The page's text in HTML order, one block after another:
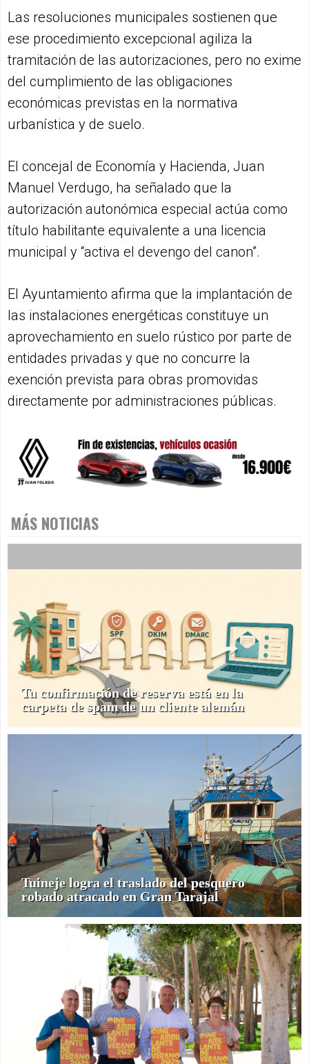
Las resoluciones municipales sostienen que
ese procedimiento excepcional agiliza la
tramitación de las autorizaciones, pero no exime
del cumplimiento de las obligaciones
económicas previstas en la normativa
urbanística y de suelo.
El concejal de Economía y Hacienda, Juan
Manuel Verdugo, ha señalado que la
autorización autonómica especial actúa como
título habilitante equivalente a una licencia
municipal y “activa el devengo del canon”.
El Ayuntamiento afirma que la implantación de
las instalaciones energéticas constituye un
aprovechamiento en suelo rústico por parte de
entidades privadas y que no concurre la
exención prevista para obras promovidas
directamente por administraciones públicas.
MÁS NOTICIAS
Tu confirmación de reserva está en la
carpeta de spam de un cliente alemán
Tuineje logra el traslado del pesquero
robado atracado en Gran Tarajal